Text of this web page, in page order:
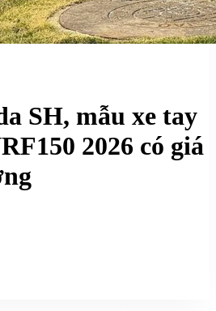
SH, mẫu xe tay
2026 có giá